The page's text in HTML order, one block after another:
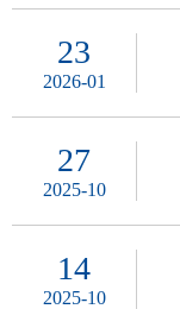
23
2026-01
27
2025-10
14
2025-10